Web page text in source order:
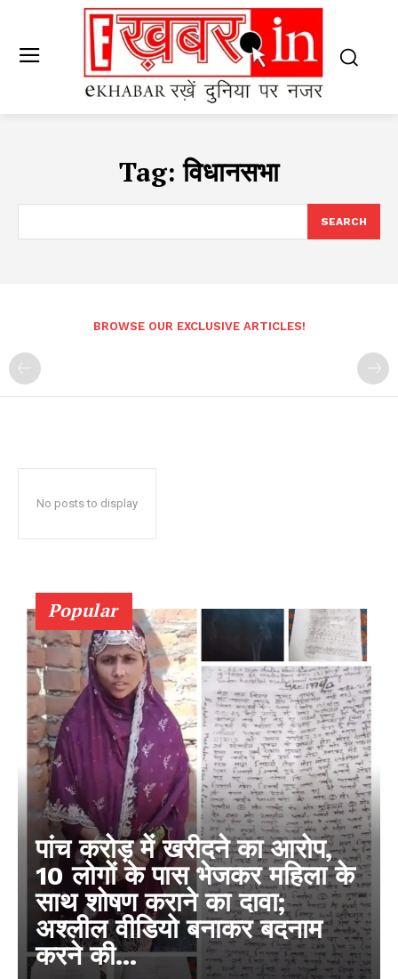
Tag:विधानसभा
SEARCH
BROWSE OUR EXCLUSIVE ARTICLES!
No posts to display
Popular
पांच करोड़ में खरीदने का आरोप,
10 लोगों के पास भेजकर महिला के
साथ शोषण कराने का दावा;
अश्लील वीडियो बनाकर बदनाम
करने की...